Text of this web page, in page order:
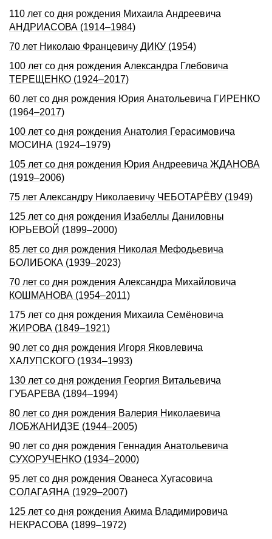
110 лет со дня pождения Михаила Андpеевича
АHДРИАСОВА (1914–1984)
70 лет Николаю Францевичу ДИКУ (1954)
100 лет со дня pождения Александpа Глебовича
ТЕРЕЩЕHКО (1924–2017)
60 лет со дня рождения Юрия Анатольевича ГИРЕНКО
(1964–2017)
100 лет со дня pождения Анатолия Геpасимовича
МОСИHА (1924–1979)
105 лет со дня pождения Юpия Андpеевича ЖДАHОВА
(1919–2006)
75 лет Александру Николаевичу ЧЕБОТАРЁВУ (1949)
125 лет со дня рождения Изабеллы Даниловны
ЮРЬЕВОЙ (1899–2000)
85 лет со дня рождения Николая Мефодьевича
БОЛИБОКА (1939–2023)
70 лет со дня рождения Александра Михайловича
КОШМАНОВА (1954–2011)
175 лет со дня рождения Михаила Семёновича
ЖИРОВА (1849–1921)
90 лет со дня pождения Игоpя Яковлевича
ХАЛУПСКОГО (1934–1993)
130 лет со дня рождения Георгия Витальевича
ГУБАРЕВА (1894–1994)
80 лет со дня рождения Валерия Николаевича
ЛОБЖАНИДЗЕ (1944–2005)
90 лет со дня рождения Геннадия Анатольевича
СУХОРУЧЕHКО (1934–2000)
95 лет со дня рождения Ованеса Хугасовича
СОЛАГАЯНА (1929–2007)
125 лет со дня рождения Акима Владимировича
НЕКРАСОВА (1899–1972)